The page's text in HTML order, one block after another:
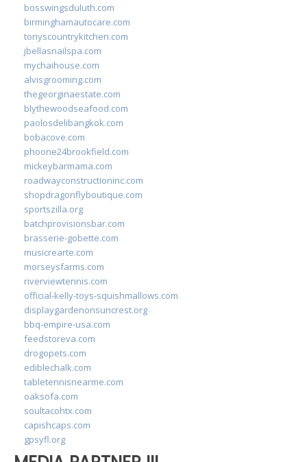
bosswingsduluth.com
birminghamautocare.com
tonyscountrykitchen.com
jbellasnailspa.com
mychaihouse.com
alvisgrooming.com
thegeorginaestate.com
blythewoodseafood.com
paolosdelibangkok.com
bobacove.com
phoone24brookfield.com
mickeybarmama.com
roadwayconstructioninc.com
shopdragonflyboutique.com
sportszilla.org
batchprovisionsbar.com
brasserie-gobette.com
musicrearte.com
morseysfarms.com
riverviewtennis.com
official-kelly-toys-squishmallows.com
displaygardenonsuncrest.org
bbq-empire-usa.com
feedstoreva.com
drogopets.com
ediblechalk.com
tabletennisnearme.com
oaksofa.com
soultacohtx.com
capishcaps.com
gpsyfl.org